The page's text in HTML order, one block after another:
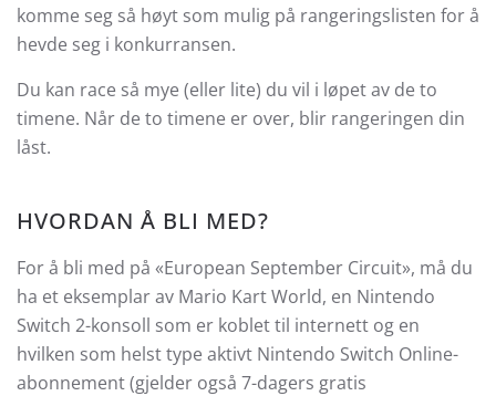
komme seg så høyt som mulig på rangeringslisten for å
hevde seg i konkurransen.
Du kan race så mye (eller lite) du vil i løpet av de to
timene. Når de to timene er over, blir rangeringen din
låst.
HVORDAN Å BLI MED?
For å bli med på «European September Circuit», må du
ha et eksemplar av Mario Kart World, en Nintendo
Switch 2-konsoll som er koblet til internett og en
hvilken som helst type aktivt Nintendo Switch Online-
abonnement (gjelder også 7-dagers gratis